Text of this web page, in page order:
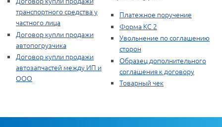
транспортного средства у
частного лица
Договор купли продажи
автопогрузчика
Договор купли продажи
автозапчастей между ИП и
ООО
Платежное поручение
Форма КС 2
Увольнение по соглашению
сторон
Образец дополнительного
соглашения к договору
Товарный чек